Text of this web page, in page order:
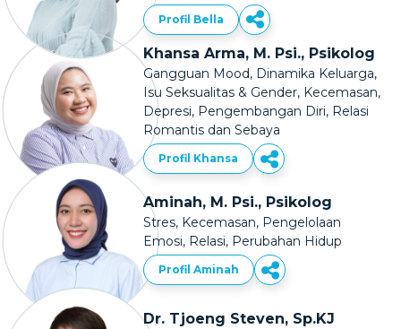
Profil Bella
Khansa Arma, M. Psi., Psikolog
Gangguan Mood, Dinamika Keluarga,
Isu Seksualitas & Gender, Kecemasan,
Depresi, Pengembangan Diri, Relasi
Romantis dan Sebaya
Profil Khansa
Aminah, M. Psi., Psikolog
Stres, Kecemasan, Pengelolaan
Emosi, Relasi, Perubahan Hidup
Profil Aminah
Dr. Tjoeng Steven, Sp.KJ